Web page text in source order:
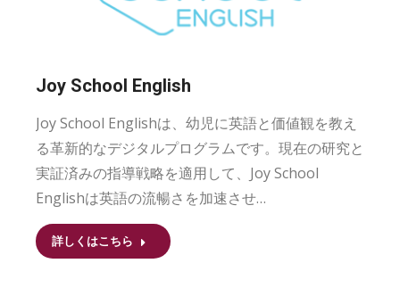
Joy School English
Joy School Englishは、幼児に英語と価値観を教え
る革新的なデジタルプログラムです。現在の研究と
実証済みの指導戦略を適用して、Joy School
Englishは英語の流暢さを加速させ…
詳しくはこちら